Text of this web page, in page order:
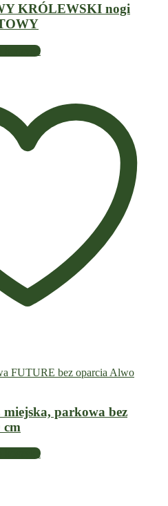
KRÓLEWSKI nogi
koszyka
parkowa bez
cm
koszyka